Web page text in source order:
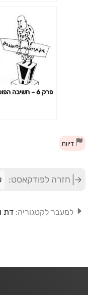
פרק 6 – חשיבה הפוכה
דיווח
חזרה לפודקאסט:
למעבר לקטגוריה: דת